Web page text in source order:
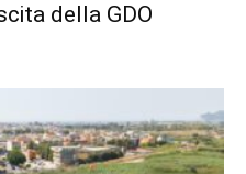
della GDO